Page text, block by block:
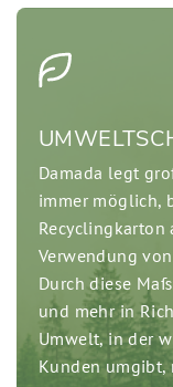
Damada legt
immer möglich,
Recyclingkarton
Verwendung
Durch diese
und mehr in
Umwelt, in der
Kunden umgibt,